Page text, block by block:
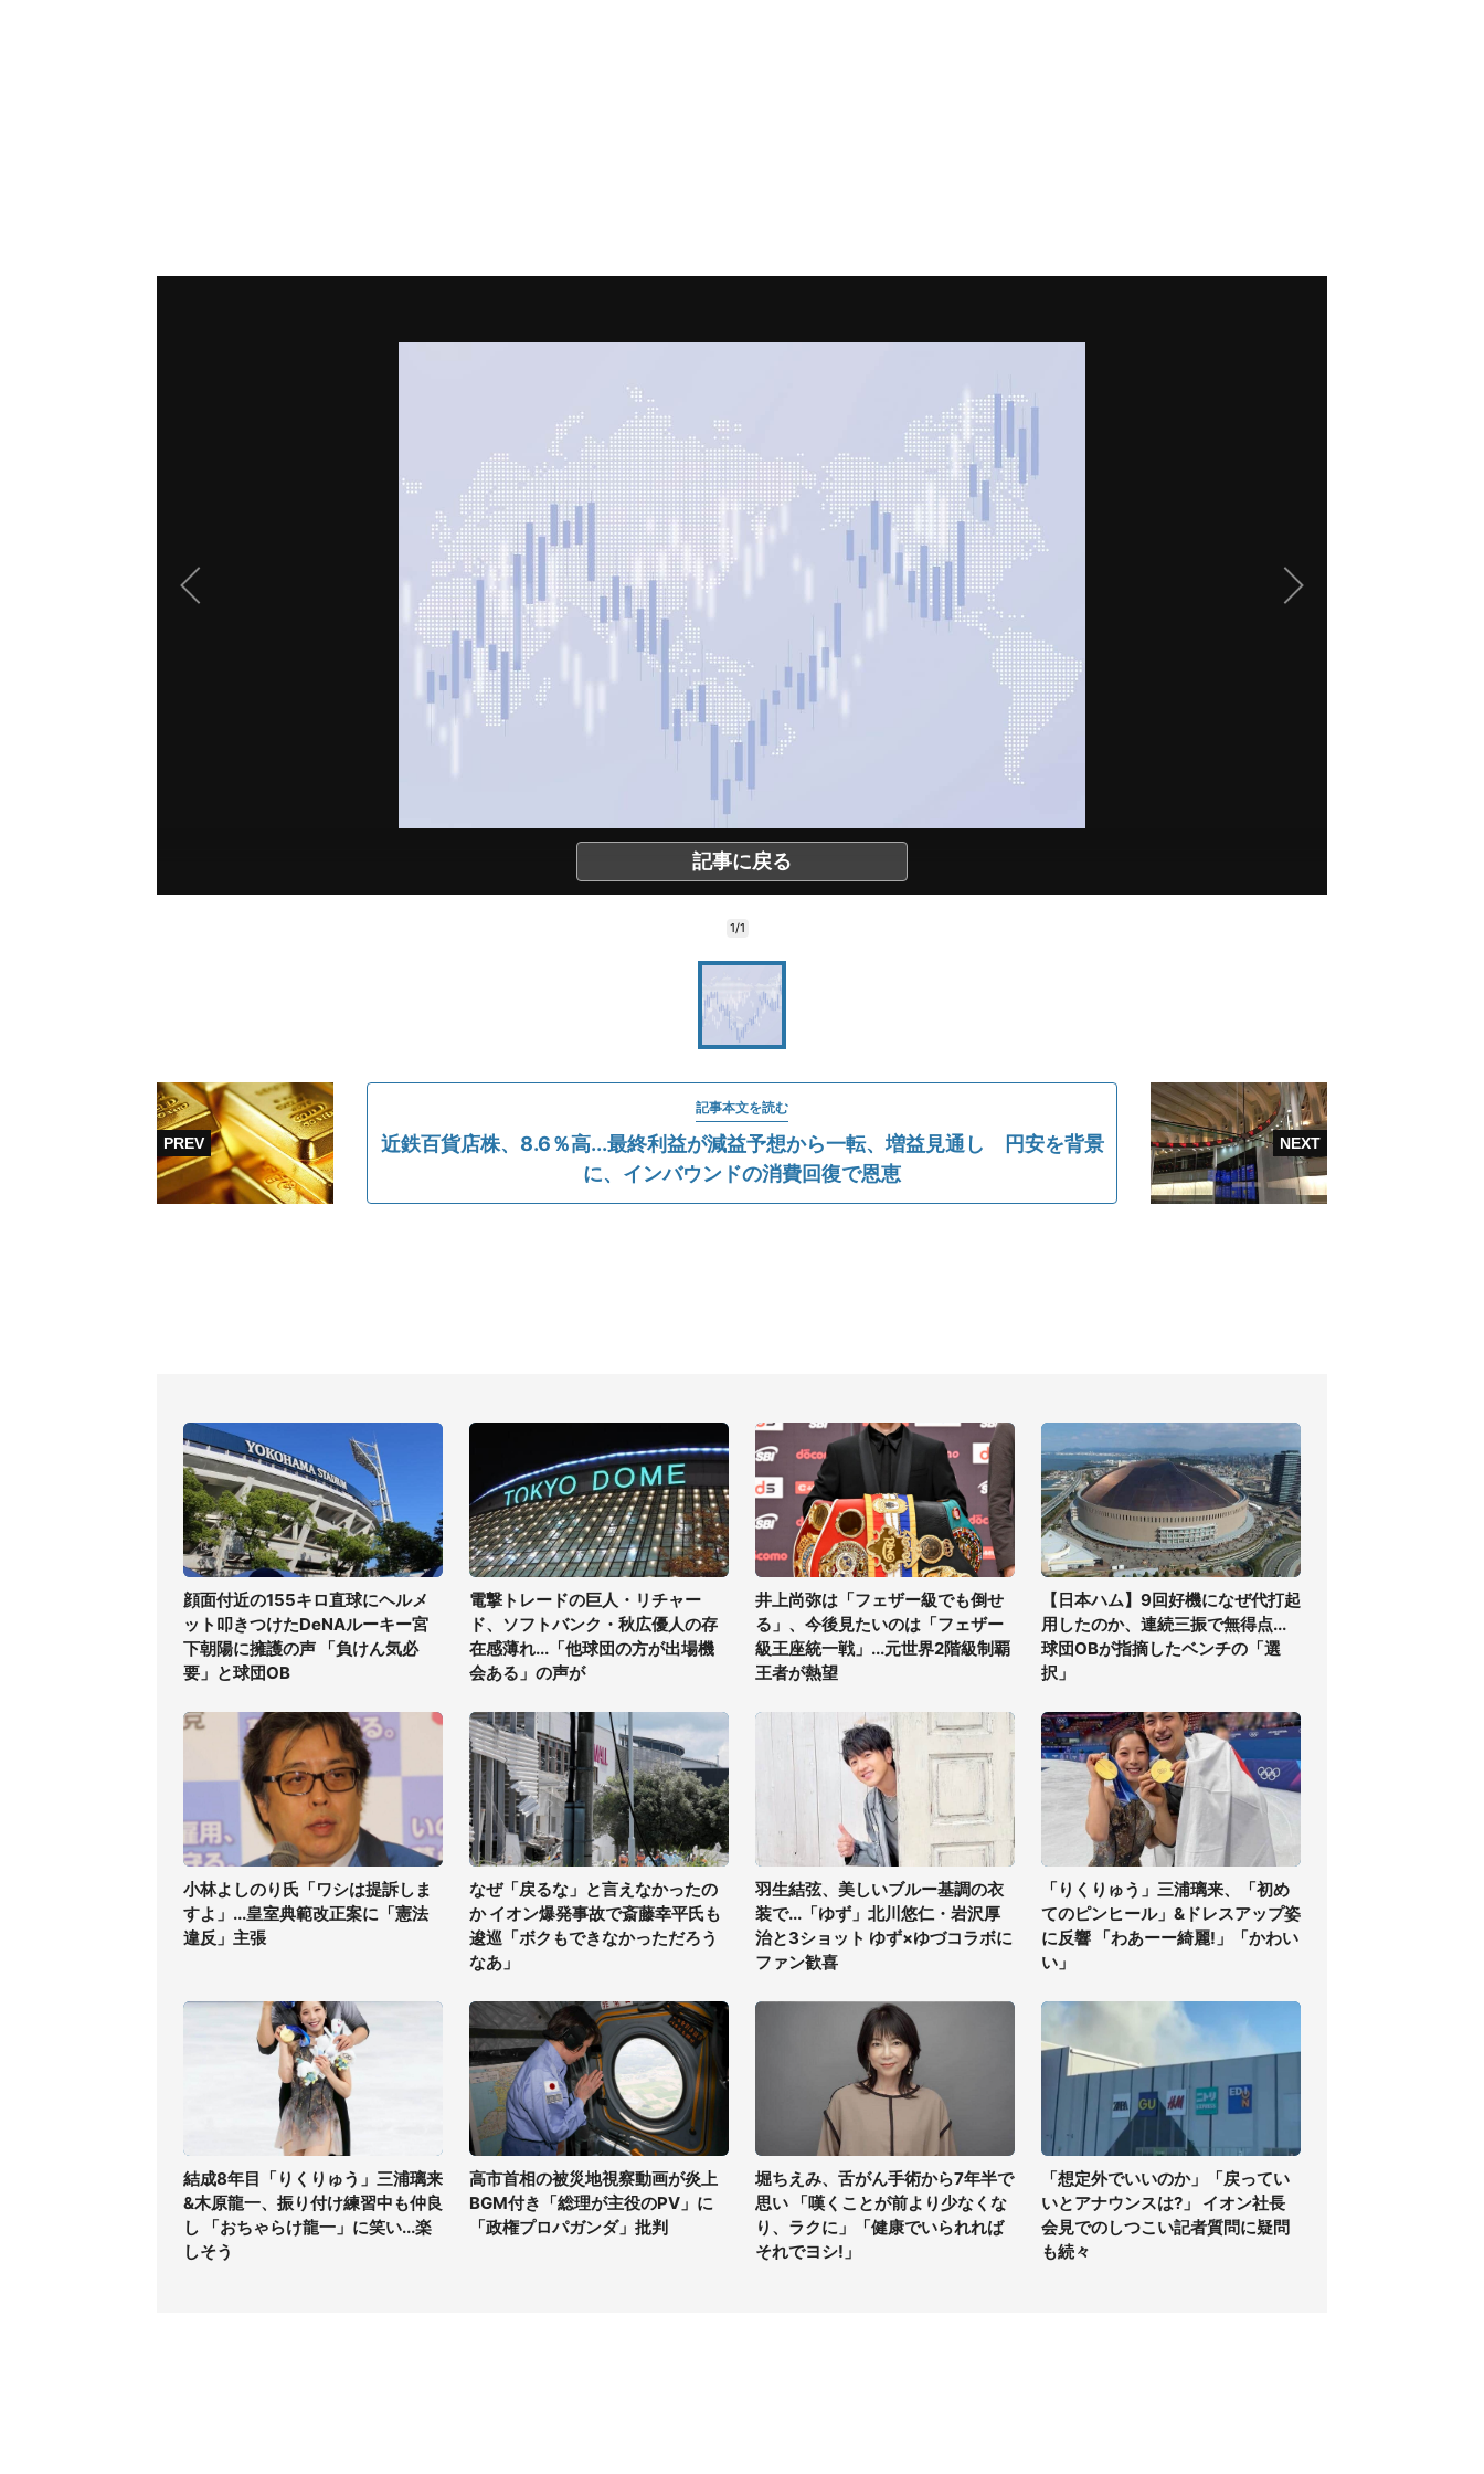
記事に戻る
1/1
記事本文を読む
近鉄百貨店株、8.6％高...最終利益が減益予想から一転、増益見通し 円安を背景
に、インバウンドの消費回復で恩恵
顔面付近の155キロ直球にヘルメ
ット叩きつけたDeNAルーキー宮
下朝陽に擁護の声 「負けん気必
要」と球団OB
電撃トレードの巨人・リチャー
ド、ソフトバンク・秋広優人の存
在感薄れ...「他球団の方が出場機
会ある」の声が
井上尚弥は「フェザー級でも倒せ
る」、今後見たいのは「フェザー
級王座統一戦」...元世界2階級制覇
王者が熱望
【日本ハム】9回好機になぜ代打起
用したのか、連続三振で無得点...
球団OBが指摘したベンチの「選
択」
小林よしのり氏「ワシは提訴しま
すよ」...皇室典範改正案に「憲法
違反」主張
なぜ「戻るな」と言えなかったの
か イオン爆発事故で斎藤幸平氏も
逡巡「ボクもできなかっただろう
なあ」
羽生結弦、美しいブルー基調の衣
装で...「ゆず」北川悠仁・岩沢厚
治と3ショット ゆず×ゆづコラボに
ファン歓喜
「りくりゅう」三浦璃来、「初め
てのピンヒール」&ドレスアップ姿
に反響 「わあーー綺麗!」「かわい
い」
結成8年目「りくりゅう」三浦璃来
&木原龍一、振り付け練習中も仲良
し 「おちゃらけ龍一」に笑い...楽
しそう
高市首相の被災地視察動画が炎上
BGM付き「総理が主役のPV」に
「政権プロパガンダ」批判
堀ちえみ、舌がん手術から7年半で
思い 「嘆くことが前より少なくな
り、ラクに」「健康でいられれば
それでヨシ!」
「想定外でいいのか」「戻ってい
いとアナウンスは?」 イオン社長
会見でのしつこい記者質問に疑問
も続々